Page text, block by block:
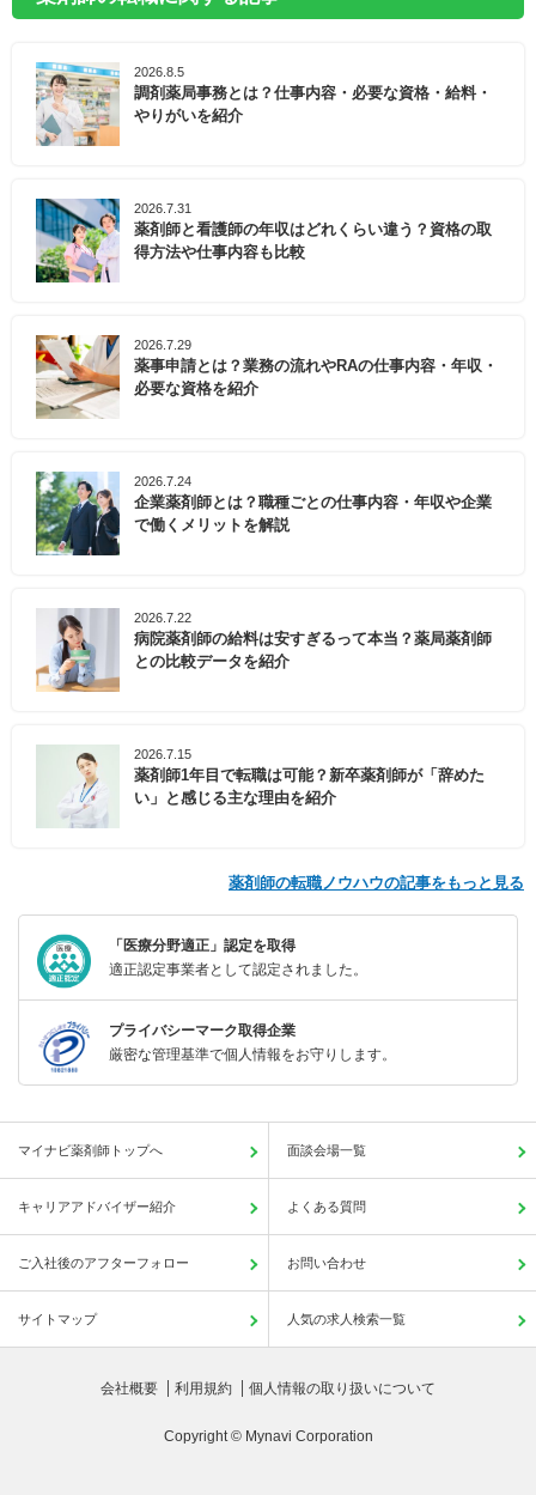
2026.8.5
調剤薬局事務とは？仕事内容・必要な資格・給料・
やりがいを紹介
2026.7.31
薬剤師と看護師の年収はどれくらい違う？資格の取
得方法や仕事内容も比較
2026.7.29
薬事申請とは？業務の流れやRAの仕事内容・年収・
必要な資格を紹介
2026.7.24
企業薬剤師とは？職種ごとの仕事内容・年収や企業
で働くメリットを解説
2026.7.22
病院薬剤師の給料は安すぎるって本当？薬局薬剤師
との比較データを紹介
2026.7.15
薬剤師1年目で転職は可能？新卒薬剤師が「辞めた
い」と感じる主な理由を紹介
薬剤師の転職ノウハウの記事をもっと見る
「医療分野適正」認定を取得
適正認定事業者として認定されました。
プライバシーマーク取得企業
厳密な管理基準で個人情報をお守りします。
マイナビ薬剤師トップへ 面談会場一覧
キャリアアドバイザー紹介 よくある質問
ご入社後のアフターフォロー お問い合わせ
サイトマップ 人気の求人検索一覧
会社概要 利用規約 個人情報の取り扱いについて
Copyright © Mynavi Corporation